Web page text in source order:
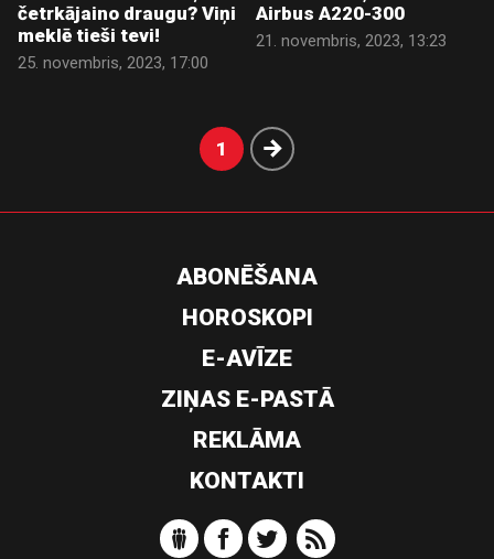
četrkājaino draugu? Viņi
meklē tieši tevi!
25. novembris, 2023, 17:00
Airbus A220-300
21. novembris, 2023, 13:23
1 Nākošā
ABONĒŠANA
HOROSKOPI
E-AVĪZE
ZIŅAS E-PASTĀ
REKLĀMA
KONTAKTI